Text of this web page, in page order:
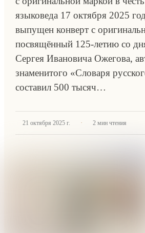
языковеда 17 октября 2025
выпущен конверт с
посвящённый 125-летию со
Сергея Ивановича Ожегова,
знаменитого «Словаря
составил 500 тысяч…
21 октября 2025 г. · 2 мин чтения